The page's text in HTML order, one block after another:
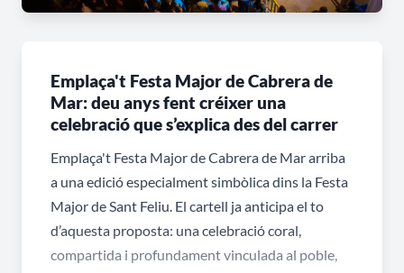
Emplaça't Festa Major de Cabrera de
Mar: deu anys fent créixer una
celebració que s’explica des del carrer
Emplaça't Festa Major de Cabrera de Mar arriba
a una edició especialment simbòlica dins la Festa
Major de Sant Feliu. El cartell ja anticipa el to
d’aquesta proposta: una celebració coral,
compartida i profundament vinculada al poble,